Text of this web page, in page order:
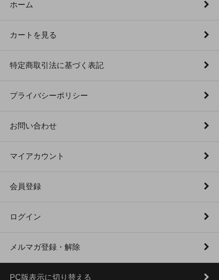
ホーム
カートを見る
特定商取引法に基づく表記
プライバシーポリシー
お問い合わせ
マイアカウント
会員登録
ログイン
メルマガ登録・解除
PC版表示に切り替える